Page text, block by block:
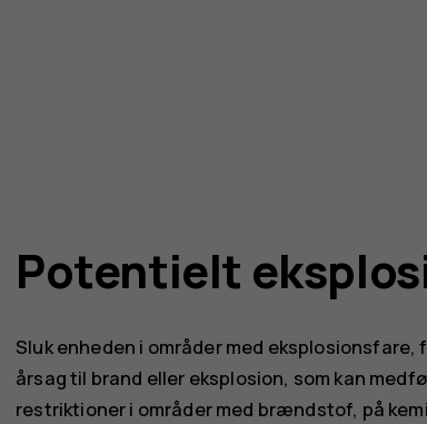
Potentielt
Sluk enheden i områder med
årsag til brand eller eksplosion, som kan
restriktioner i områder med brændstof, på